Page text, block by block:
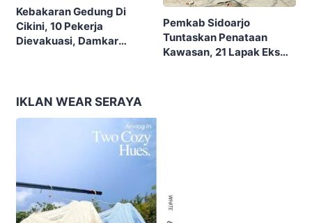
Kebakaran Gedung Di
Cikini, 10 Pekerja
Dievakuasi, Damkar
Pemkab Sidoarjo
Tuntaskan Penataan
Kawasan, 21 Lapak Eks
IKLAN WEAR SERAYA